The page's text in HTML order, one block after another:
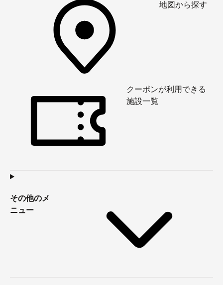
地図から探す
クーポンが利用できる
施設一覧
その他のメ
ニュー